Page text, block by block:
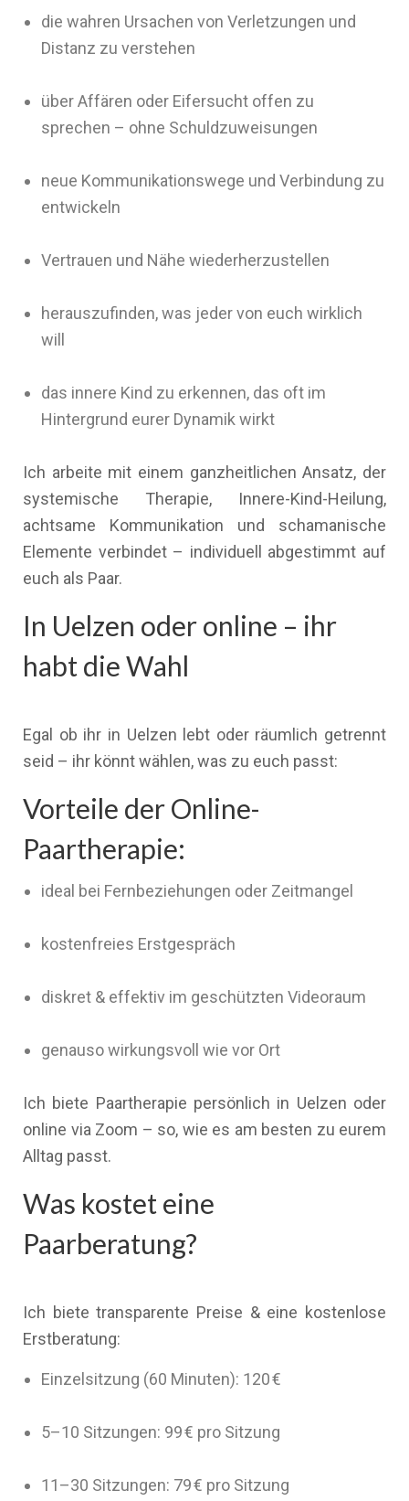
die wahren Ursachen von Verletzungen und
Distanz zu verstehen
über Affären oder Eifersucht offen zu
sprechen – ohne Schuldzuweisungen
neue Kommunikationswege und Verbindung zu
entwickeln
Vertrauen und Nähe wiederherzustellen
herauszufinden, was jeder von euch wirklich
will
das innere Kind zu erkennen, das oft im
Hintergrund eurer Dynamik wirkt
Ich arbeite mit einem ganzheitlichen Ansatz, der
systemische Therapie, Innere-Kind-Heilung,
achtsame Kommunikation und schamanische
Elemente verbindet – individuell abgestimmt auf
euch als Paar.
In Uelzen oder online – ihr
habt die Wahl
Egal ob ihr in Uelzen lebt oder räumlich getrennt
seid – ihr könnt wählen, was zu euch passt:
Vorteile der Online-
Paartherapie:
ideal bei Fernbeziehungen oder Zeitmangel
kostenfreies Erstgespräch
diskret & effektiv im geschützten Videoraum
genauso wirkungsvoll wie vor Ort
Ich biete Paartherapie persönlich in Uelzen oder
online via Zoom – so, wie es am besten zu eurem
Alltag passt.
Was kostet eine
Paarberatung?
Ich biete transparente Preise & eine kostenlose
Erstberatung:
Einzelsitzung (60 Minuten): 120 €
5–10 Sitzungen: 99 € pro Sitzung
11–30 Sitzungen: 79 € pro Sitzung